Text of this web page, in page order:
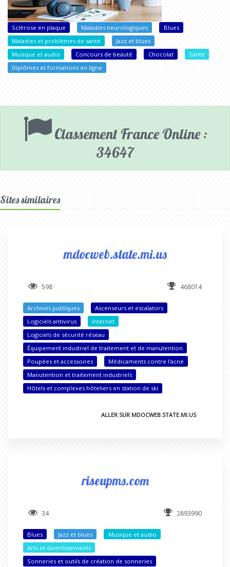
Sclérose en plaque Maladies neurologiques
Blues
Maladies et problèmes de santé
Jazz et blues
Musique et audio
Concours de beauté Chocolat
Santé
Diplômes et formations en ligne
Classement France Online :
34647
Sites similaires
mdocweb.state.mi.us
598 468014
Archives publiques
Ascenseurs et escalators
Logiciels antivirus
Internet
Logiciels de sécurité réseau
Équipement industriel de traitement et de manutention
Poupées et accessoires
Médicaments contre l'acné
Manutention et traitement industriels
Hôtels et complexes hôteliers en station de ski
ALLER SUR MDOCWEB.STATE.MI.US
riseupms.com
34 2893990
Blues Jazz et blues
Musique et audio
Arts et divertissements
Sonneries et outils de création de sonneries